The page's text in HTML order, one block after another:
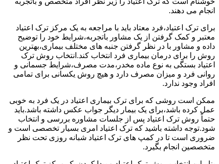
انجام می دهند.
برای ترک اعتیاد،فرد معتاد باید با مراجعه به یک مرکز ترک اعتیاد
معتبر و کمک گرفتن از یک مشاور باتجربه،شرایط خود را توضیح
داده و مشاور با در نظر گرفتن جنبه های مختلف بیماری،بهترین
روش را برای درمان بیماری فرد انتخاب کند.انتخاب روش ترک
اعتیاد بستگی به نوع ماده مخدر،مدت مصرف،شرایط جسمانی و
روانی فرد و میزان مصرف دارد و هیچ روش یکسانی برای تمامی
افراد وجود ندارد.
ممکن است روشی که برای ترک بیماری اعتیاد در یک فرد به خوبی
عمل کرده باشد،برای یک بیمار دیگر جواب عکس داشته باشد.باید
حتماً روش ترک اعتیاد پس از جلسات مشاوره بررسی و انتخاب
شود.توجه داشته باشید که ترک اعتیاد امری بسیار تخصصی است و
ضروری است تا در کمپ های ترک اعتیاد شبانه روزی تحت نظر
متخصصین انجام بگیرد.